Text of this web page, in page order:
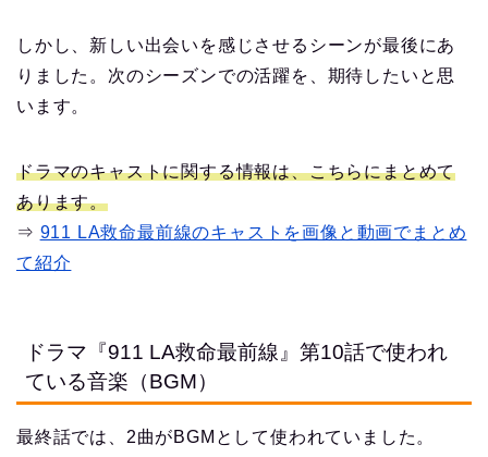
しかし、新しい出会いを感じさせるシーンが最後にあ
りました。次のシーズンでの活躍を、期待したいと思
います。
ドラマのキャストに関する情報は、こちらにまとめて
あります。
⇒ 911 LA救命最前線のキャストを画像と動画でまとめ
て紹介
ドラマ『911 LA救命最前線』第10話で使われ
ている音楽（BGM）
最終話では、2曲がBGMとして使われていました。